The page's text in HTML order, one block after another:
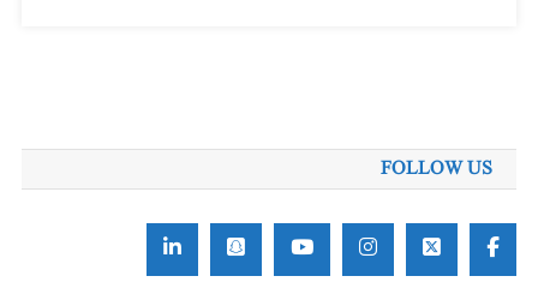
FOLLOW US